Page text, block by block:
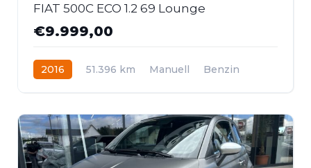
FIAT 500C ECO 1.2 69 Lounge
€9.999,00
2016 51.396 km Manuell
Benzin